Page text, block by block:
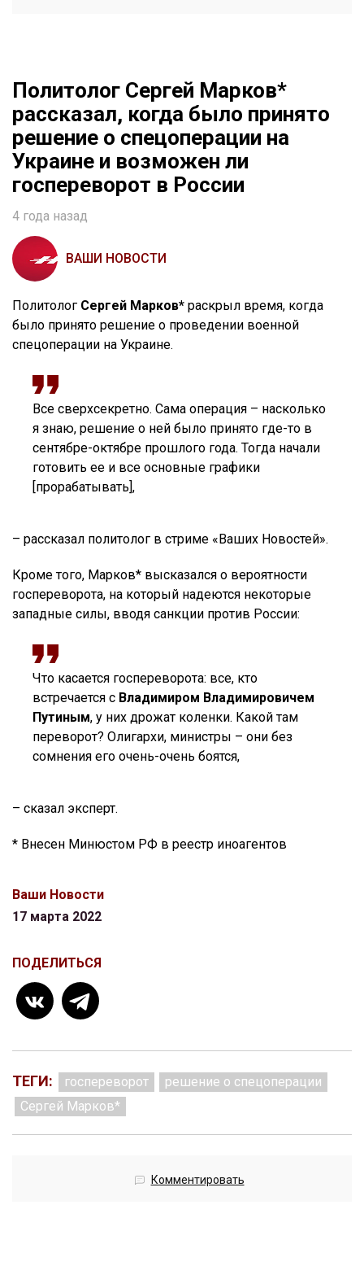
Политолог Сергей Марков*
рассказал, когда было принято
решение о спецоперации на
Украине и возможен ли
госпереворот в России
4 года назад
ВАШИ НОВОСТИ
Политолог Сергей Марков* раскрыл время, когда
было принято решение о проведении военной
спецоперации на Украине.
Все сверхсекретно. Сама операция – насколько
я знаю, решение о ней было принято где-то в
сентябре-октябре прошлого года. Тогда начали
готовить ее и все основные графики
[прорабатывать],
– рассказал политолог в стриме «Ваших Новостей».
Кроме того, Марков* высказался о вероятности
госпереворота, на который надеются некоторые
западные силы, вводя санкции против России:
Что касается госпереворота: все, кто
встречается с Владимиром Владимировичем
Путиным, у них дрожат коленки. Какой там
переворот? Олигархи, министры – они без
сомнения его очень-очень боятся,
– сказал эксперт.
* Внесен Минюстом РФ в реестр иноагентов
Ваши Новости
17 марта 2022
ПОДЕЛИТЬСЯ
ТЕГИ: госпереворот
решение о спецоперации
Сергей Марков*
Комментировать